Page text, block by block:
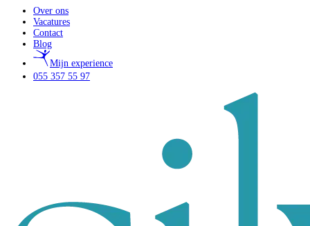
Over ons
Vacatures
Contact
Blog
Mijn experience
055 357 55 97